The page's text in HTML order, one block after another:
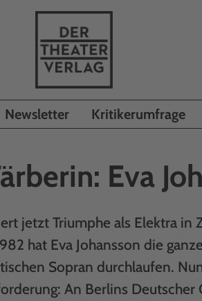
Newsletter Kritikerumfrage
Eva
jetzt Triumphe als Elektra in
hat Eva Johansson die
Sopran durchlaufen.
An Berlins Deutscher